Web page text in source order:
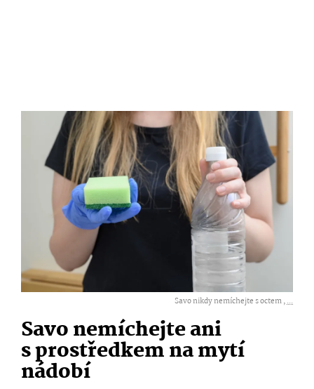
Savo nikdy nemíchejte s octem ,...
Savo nemíchejte ani
s prostředkem na mytí
nádobí